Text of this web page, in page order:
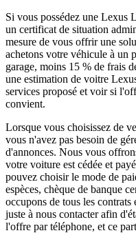
Si vous possédez une Lexus
un certificat de situation
mesure de vous offrir une
achetons votre véhicule à un
garage, moins 15 % de frais
une estimation de voitre
services proposé et voir si
convient.
Lorsque vous choisissez de
vous n'avez pas besoin de
d'annonces. Nous vous
votre voiture est cédée et
pouvez choisir le mode de
espèces, chèque de banque
occupons de tous les
juste à nous contacter afin
l'offre par téléphone, et ce